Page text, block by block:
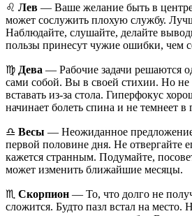
♌️ Лев — Ваше желание быть в
может сослужить плохую службу.
Наблюдайте, слушайте, делайте
пользы принесут чужие ошибки, чем
♍️ Дева — Рабочие задачи решаются
сами собой. Вы в своей стихии. Но не
вставать из-за стола. Гиперфокус
начинает болеть спина и не темнеет в
♎️ Весы — Неожиданное
первой половине дня. Не отвергайте
кажется странным. Подумайте,
может изменить ближайшие месяцы.
♏️ Скорпион — То, что долго не
сложится. Будто пазл встал на место.